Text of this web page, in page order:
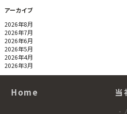
アーカイブ
2026年8月
2026年7月
2026年6月
2026年5月
2026年4月
2026年3月
Home 当
-